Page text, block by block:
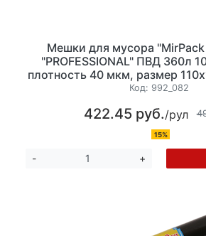
Мешки для мусора "MirPack
"PROFESSIONAL" ПВД 360л
плотность 40 мкм, размер
Код: 992_082
422.45 руб./рул
15%
- +